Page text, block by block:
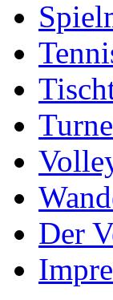
Der